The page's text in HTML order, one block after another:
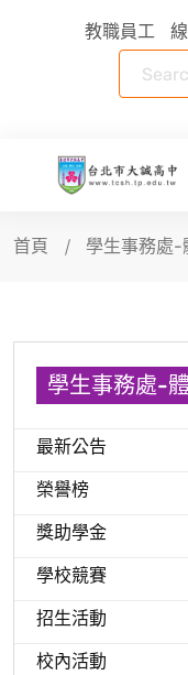
教職員工
首頁 學生事務處-
學生事務處-
最新公告
榮譽榜
獎助學金
學校競賽
招生活動
校內活動